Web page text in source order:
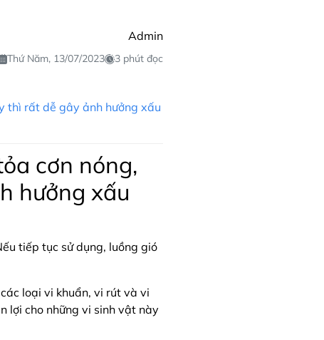
Admin
Thứ Năm, 13/07/2023 3 phút đọc
thì rất dễ gây ảnh hưởng xấu
cơn nóng,
hưởng xấu
tiếp tục sử dụng, luồng gió
loại vi khuẩn, vi rút và vi
lợi cho những vi sinh vật này